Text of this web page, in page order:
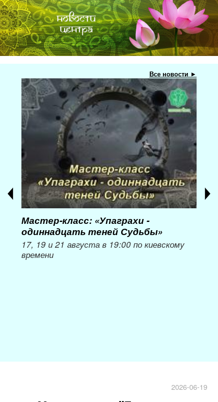
Все новости ►
Мастер-класс: «Упаграхи -
одиннадцать теней Судьбы»
17, 19 и 21 августа в 19:00 по киевскому
времени
2026-06-19